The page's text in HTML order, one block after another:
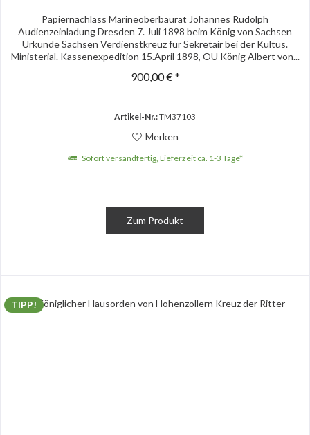
Papiernachlass Marineoberbaurat Johannes Rudolph
Audienzeinladung Dresden 7. Juli 1898 beim König von Sachsen
Urkunde Sachsen Verdienstkreuz für Sekretair bei der Kultus.
Ministerial. Kassenexpedition 15.April 1898, OU König Albert von...
900,00 € *
Artikel-Nr.:TM37103
Merken
Sofort versandfertig, Lieferzeit ca. 1-3 Tage*
Zum Produkt
TIPP!